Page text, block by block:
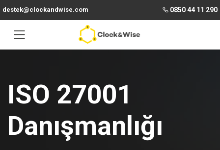
destek@clockandwise.com 0850 44 11 290
ISO 27001
Danışmanlığı